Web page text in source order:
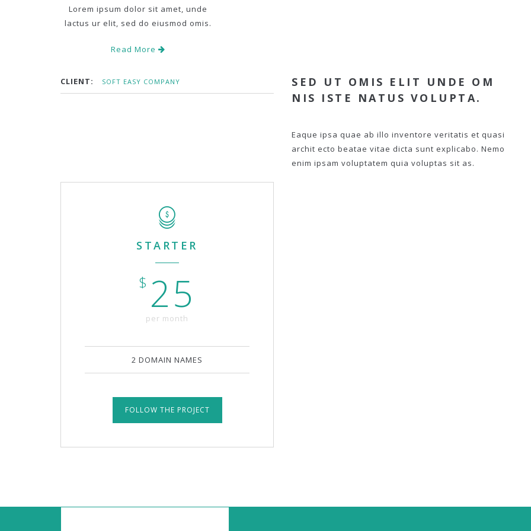
Lorem ipsum dolor sit amet, unde
lactus ur elit, sed do eiusmod omis.
Read More
CLIENT: SOFT EASY COMPANY
SED UT OMIS ELIT UNDE OM
NIS ISTE NATUS VOLUPTA.
Eaque ipsa quae ab illo inventore veritatis et quasi
archit ecto beatae vitae dicta sunt explicabo. Nemo
enim ipsam voluptatem quia voluptas sit as.
STARTER
$ 25
per month
2 DOMAIN NAMES
FOLLOW THE PROJECT